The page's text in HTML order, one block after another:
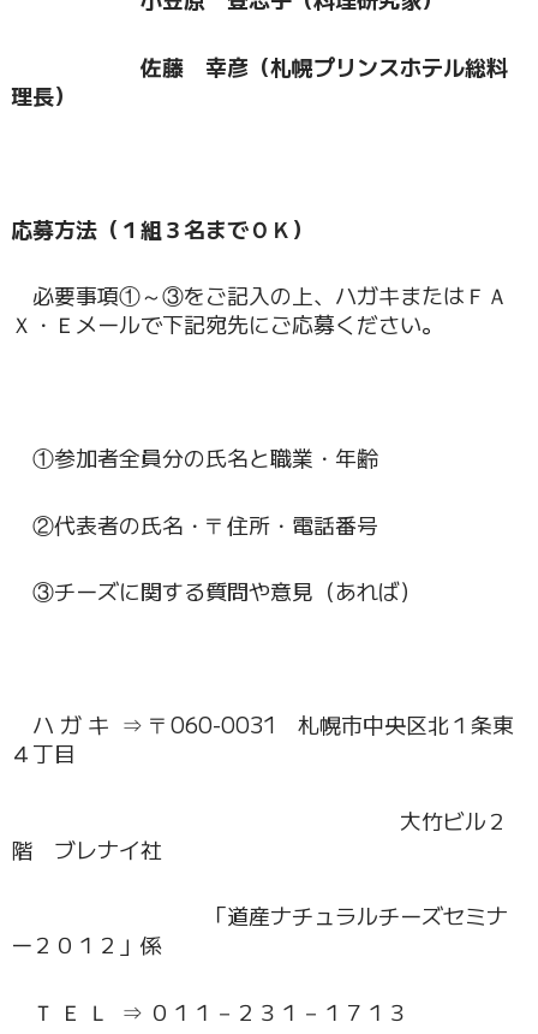
佐藤 幸彦（札幌プリンスホテル総料
理長）
応募方法（１組３名までＯＫ）
必要事項①～③をご記入の上、ハガキまたはＦＡ
Ｘ・Ｅメールで下記宛先にご応募ください。
①参加者全員分の氏名と職業・年齢
②代表者の氏名・〒住所・電話番号
③チーズに関する質問や意見（あれば）
ハ ガ キ ⇒ 〒060-0031 札幌市中央区北１条東
４丁目
大竹ビル２
階 ブレナイ社
「道産ナチュラルチーズセミナ
ー２０１２」係
Ｔ Ｅ Ｌ ⇒ ０１１－２３１－１７１３